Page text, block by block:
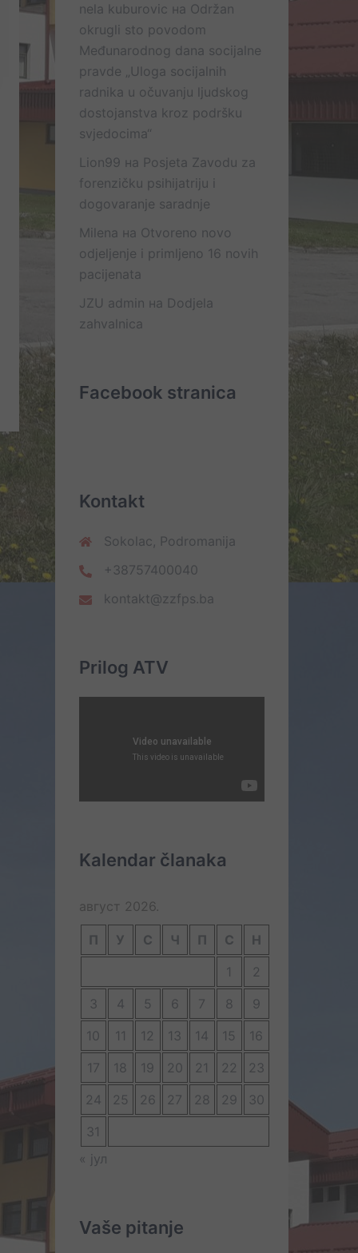
nela kuburovic на Održan
okrugli sto povodom
Međunarodnog dana socijalne
pravde „Uloga socijalnih
radnika u očuvanju ljudskog
dostojanstva kroz podršku
svjedocima“
Lion99 на Posjeta Zavodu za
forenzičku psihijatriju i
dogovaranje saradnje
Milena на Otvoreno novo
odjeljenje i primljeno 16 novih
pacijenata
JZU admin на Dodjela
zahvalnica
Facebook stranica
Kontakt
Sokolac, Podromanija
+38757400040
kontakt@zzfps.ba
Prilog ATV
Kalendar članaka
август 2026.
П У С Ч П С
Н
1
2
3
4 5 6 7 8
9
10
11 12 13 14 15
16
17
18 19 20 21 22
23
24
25 26 27 28 29
30
31
« јул
Vaše pitanje